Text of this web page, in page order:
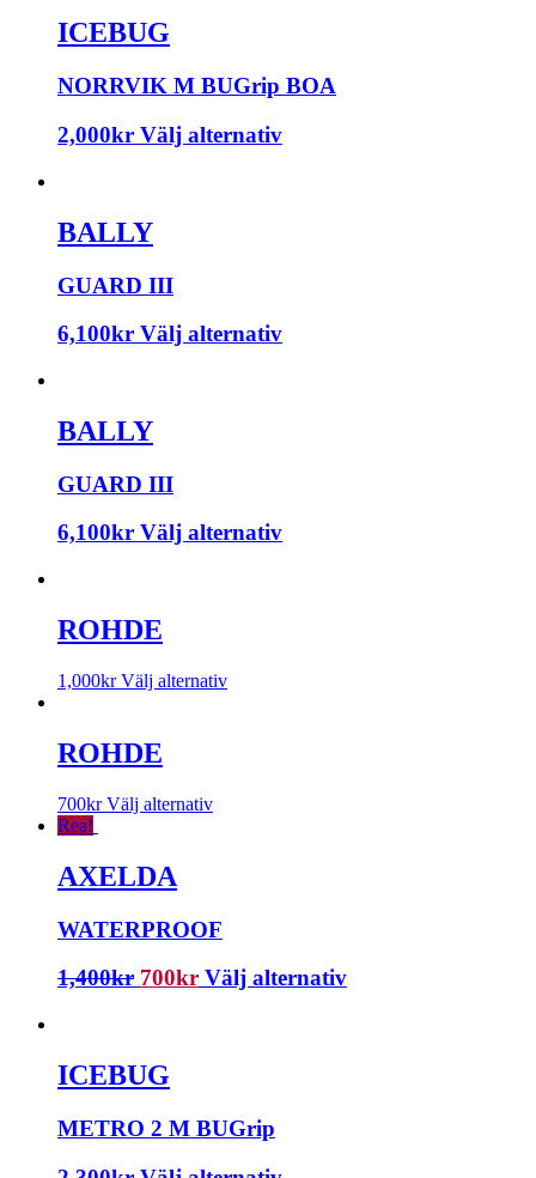
ICEBUG
NORRVIK M BUGrip BOA
2,000kr Välj alternativ
BALLY
GUARD III
6,100kr Välj alternativ
BALLY
GUARD III
6,100kr Välj alternativ
ROHDE
1,000kr Välj alternativ
ROHDE
700kr Välj alternativ
Rea!
AXELDA
WATERPROOF
1,400kr 700kr Välj alternativ
ICEBUG
METRO 2 M BUGrip